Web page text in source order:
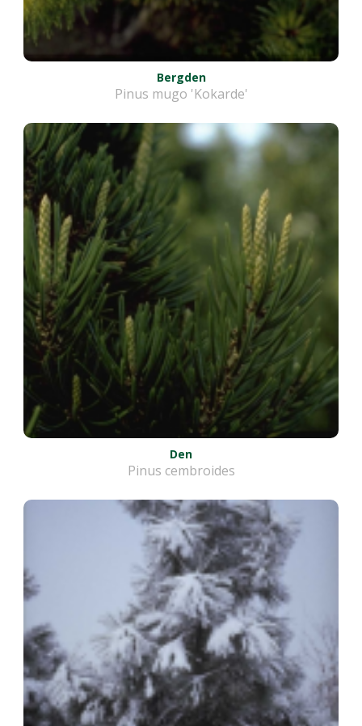
Bergden
Pinus mugo 'Kokarde'
Den
Pinus cembroides